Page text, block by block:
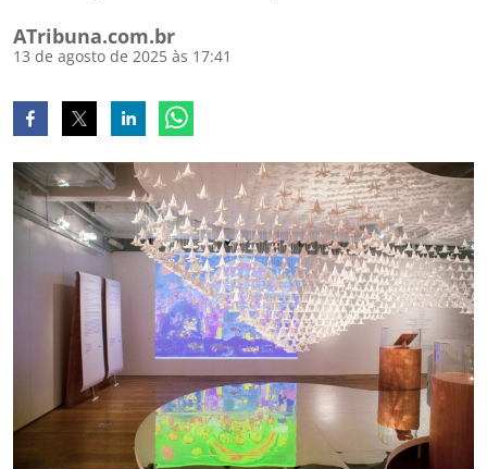
ATribuna.com.br
13 de agosto de 2025 às 17:41